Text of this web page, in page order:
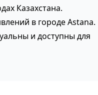
Казахстана.
в городе Astana.
и доступны для